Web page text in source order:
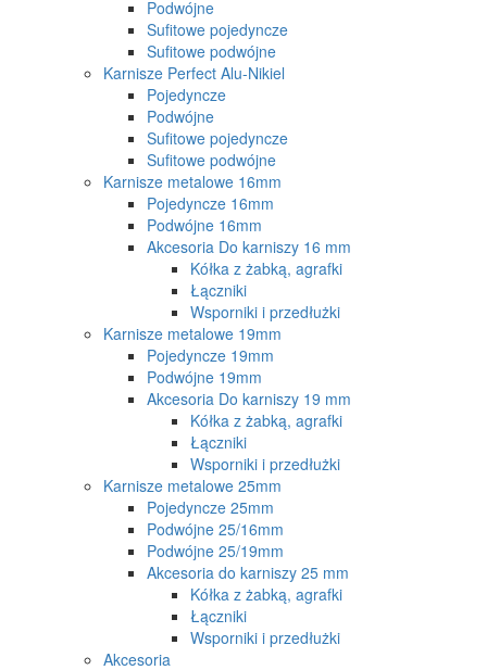
Podwójne
Sufitowe pojedyncze
Sufitowe podwójne
Karnisze Perfect Alu-Nikiel
Pojedyncze
Podwójne
Sufitowe pojedyncze
Sufitowe podwójne
Karnisze metalowe 16mm
Pojedyncze 16mm
Podwójne 16mm
Akcesoria Do karniszy 16 mm
Kółka z żabką, agrafki
Łączniki
Wsporniki i przedłużki
Karnisze metalowe 19mm
Pojedyncze 19mm
Podwójne 19mm
Akcesoria Do karniszy 19 mm
Kółka z żabką, agrafki
Łączniki
Wsporniki i przedłużki
Karnisze metalowe 25mm
Pojedyncze 25mm
Podwójne 25/16mm
Podwójne 25/19mm
Akcesoria do karniszy 25 mm
Kółka z żabką, agrafki
Łączniki
Wsporniki i przedłużki
Akcesoria